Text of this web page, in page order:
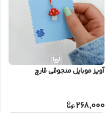
آویز موبایل منجوقی قارچ
268,000